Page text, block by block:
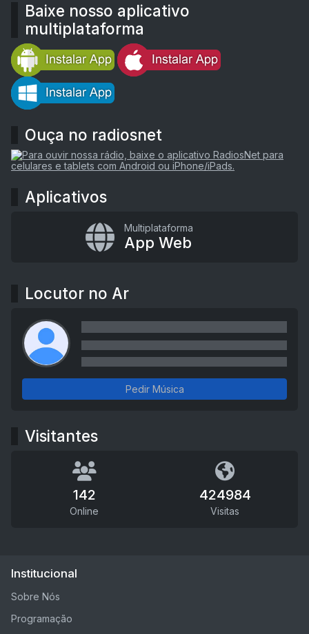
Baixe nosso aplicativo
multiplataforma
Ouça no radiosnet
Aplicativos
Multiplataforma
App Web
Locutor no Ar
Pedir Música
Visitantes
142
Online
424984
Visitas
Institucional
Sobre Nós
Programação